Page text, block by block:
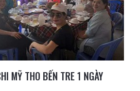
MỸ THO BẾN TRE 1 NGÀY